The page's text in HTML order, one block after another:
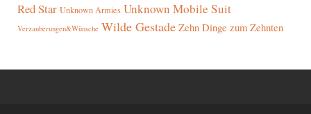
Red Star Unknown Armies Unknown Mobile Suit
Verzauberungen&Wünsche Wilde Gestade Zehn Dinge zum Zehnten